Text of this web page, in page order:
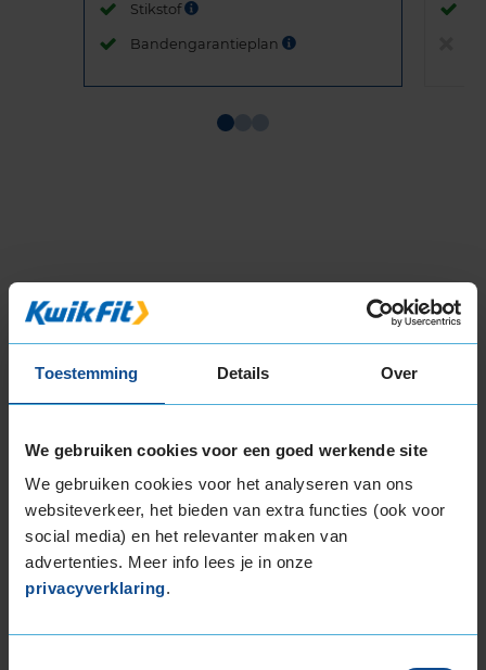
Toestemming Details Over
We gebruiken cookies voor een goed werkende site
We gebruiken cookies voor het analyseren van ons
websiteverkeer, het bieden van extra functies (ook voor
social media) en het relevanter maken van
advertenties. Meer info lees je in onze
privacyverklaring.
Stikstof
Bandengarantieplan
Beschikbare bandenmaten
17-inch banden
205/45R17 88V EXTRALOAD
205/50R17 93H EXTRALOAD
205/55R17 95V EXTRALOAD
205/60R17 93H
215/40R17 87V EXTRALOAD
215/45R17 91V EXTRALOAD
215/50R17 95V EXTRALOAD
215/55R17 94H